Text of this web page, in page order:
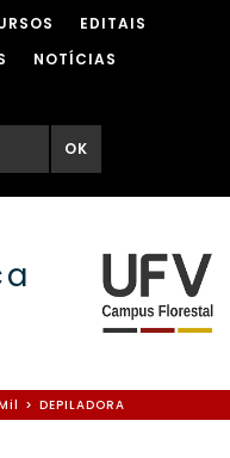
EDITAIS
NOTÍCIAS
OK
> DEPILADORA